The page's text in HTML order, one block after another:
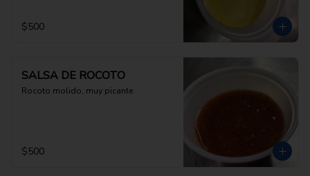
$500
SALSA DE ROCOTO
Rocoto molido, muy picante
$500